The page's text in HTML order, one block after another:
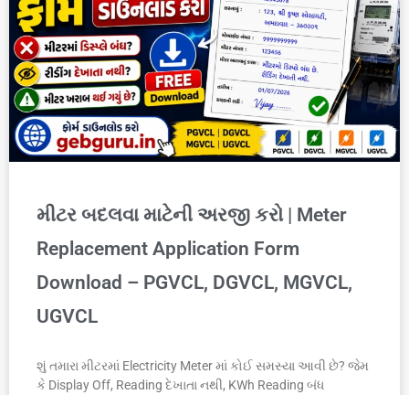
મીટર બદલવા માટેની અરજી કરો | Meter
Replacement Application Form
Download – PGVCL, DGVCL, MGVCL,
UGVCL
શું તમારા મીટરમાં Electricity Meter માં કોઈ સમસ્યા આવી છે? જેમ
કે Display Off, Reading દેખાતા નથી, KWh Reading બંધ